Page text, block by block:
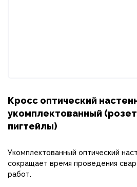
Кросс оптический
укомплектованный
пигтейлы)
Укомплектованный оптический
сокращает время проведения
работ.